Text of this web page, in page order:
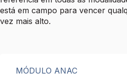
está em campo para vencer
vez mais alto.
MÓDULO ANAC